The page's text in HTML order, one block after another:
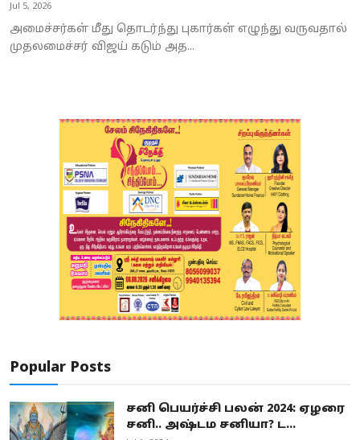
Spirituality
Weather
Jul 5, 2026
அமைச்சர்கள் மீது தொடர்ந்து புகார்கள் எழுந்து வருவதால்
முதலமைச்சர் விஜய் கடும் அத...
Popular Posts
சனி பெயர்ச்சி பலன் 2024: ஏழரை
சனி.. அஷ்டம சனியா? ட...